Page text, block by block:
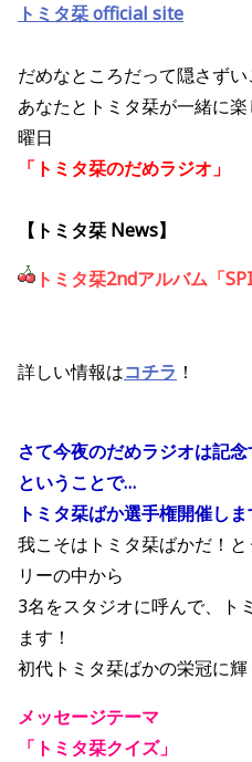
トミタ栞 official site
だめなところだって隠さずい
あなたとトミタ栞が一緒に
曜日
「トミタ栞のだめラジオ」
【トミタ栞 News】
トミタ栞2ndアルバム「
詳しい情報はコチラ ！
さて今夜のだめラジオは記念
ということで…
トミタ栞ばか選手権開催しま
我こそはトミタ栞ばかだ！
リーの中から
3名をスタジオに呼んで、ト
ます！
初代トミタ栞ばかの栄冠に
メッセージテーマ
「トミタ栞クイズ」